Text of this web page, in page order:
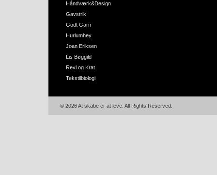
Håndværk&Design
Gavstrik
Godt Garn
Hurlumhey
Joan Eriksen
Lis Bøggild
Revl og Krat
Tekstilbiologi
© 2026 At skabe er at leve. All Rights Reserved.